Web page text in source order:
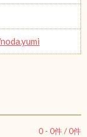
0 - 0件 /0件